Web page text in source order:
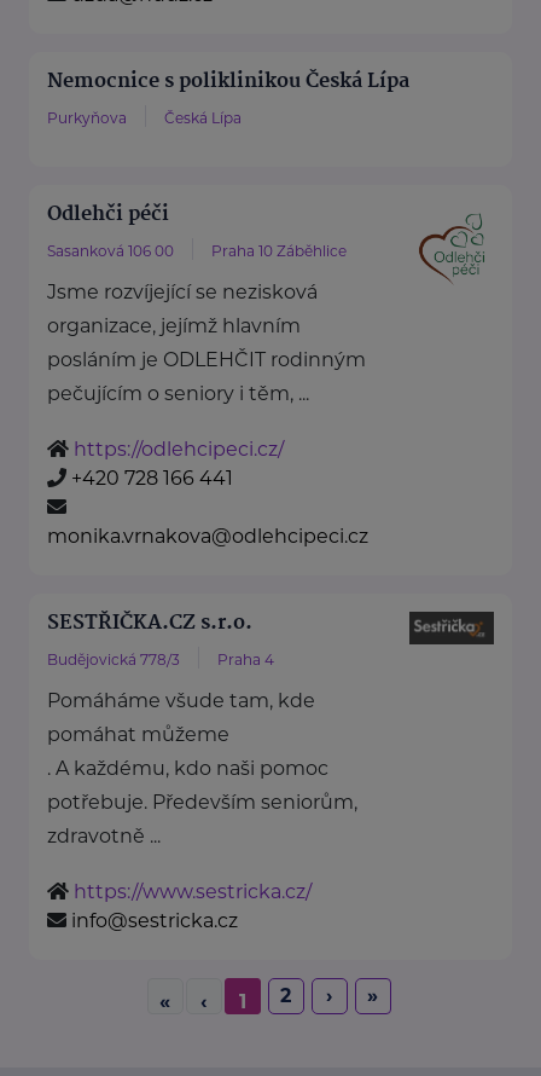
Nemocnice s poliklinikou Česká Lípa
Purkyňova Česká Lípa
Odlehči péči
Sasanková 106 00 Praha 10 Záběhlice
Jsme rozvíjející se nezisková
organizace, jejímž hlavním
posláním je ODLEHČIT rodinným
pečujícím o seniory i těm, ...
https://odlehcipeci.cz/
+420 728 166 441
monika.vrnakova@odlehcipeci.cz
SESTŘIČKA.CZ s.r.o.
Budějovická 778/3 Praha 4
Pomáháme všude tam, kde
pomáhat můžeme
. A každému, kdo naši pomoc
potřebuje. Především seniorům,
zdravotně ...
https://www.sestricka.cz/
info@sestricka.cz
« ‹ 1 2 › »